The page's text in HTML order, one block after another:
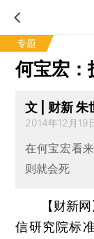
专题
何宝宏：
文 | 财新 朱
2014年12月19
在何宝宏看
则就会死
【财新
信研究院标